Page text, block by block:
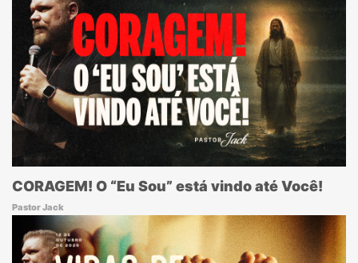
CORAGEM! O “Eu Sou” está vindo até Você!
Pastor Jack